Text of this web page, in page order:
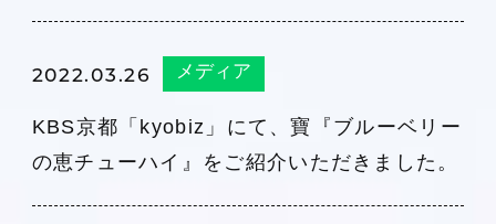
2022.03.26 メディア
KBS京都「kyobiz」にて、寶『ブルーベリー
の恵チューハイ』をご紹介いただきました。